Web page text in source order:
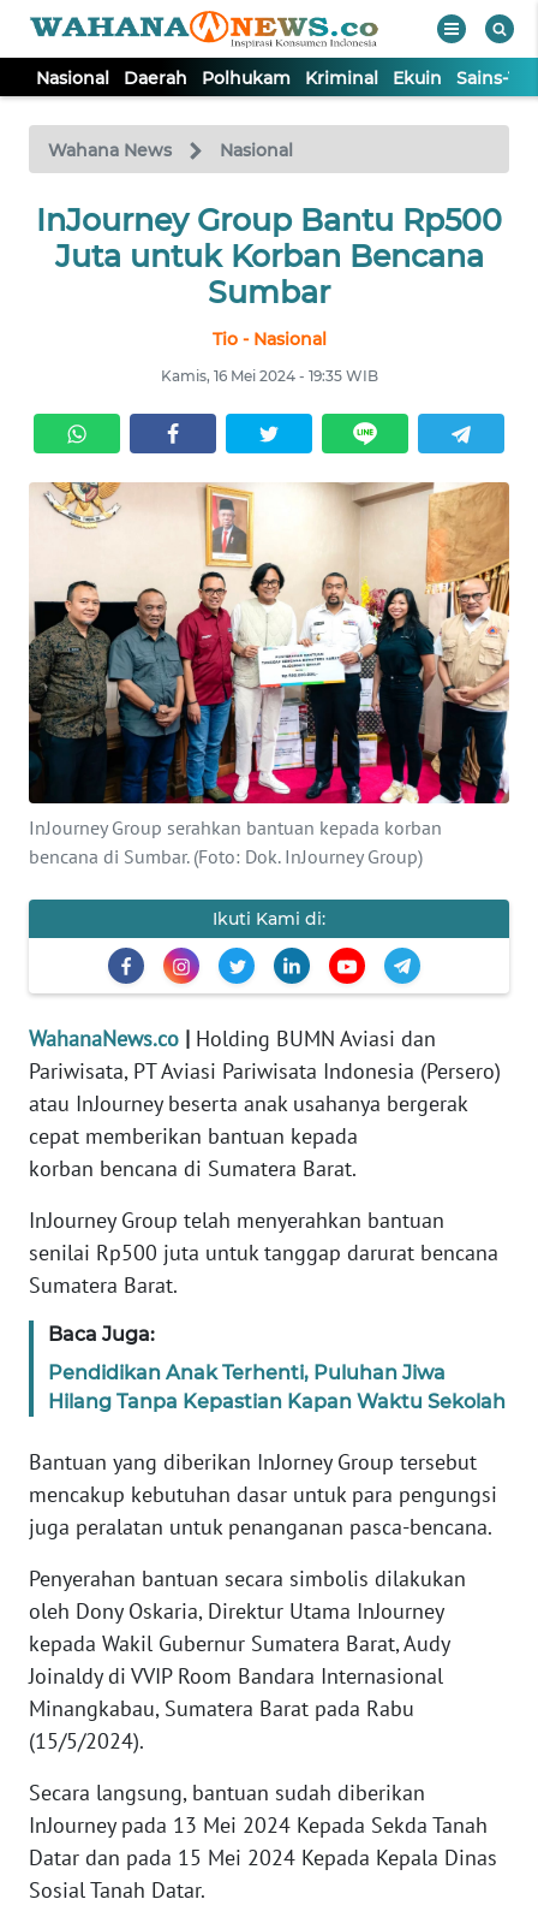
Nasional Daerah Polhukam Kriminal Ekuin Sains-
Wahana News Nasional
InJourney Group Bantu Rp500
Juta untuk Korban Bencana
Sumbar
Tio - Nasional
Kamis, 16 Mei 2024 - 19:35 WIB
InJourney Group serahkan bantuan kepada korban
bencana di Sumbar. (Foto: Dok. InJourney Group)
Ikuti Kami di:
WahanaNews.co | Holding BUMN Aviasi dan
Pariwisata, PT Aviasi Pariwisata Indonesia (Persero)
atau InJourney beserta anak usahanya bergerak
cepat memberikan bantuan kepada
korban bencana di Sumatera Barat.
InJourney Group telah menyerahkan bantuan
senilai Rp500 juta untuk tanggap darurat bencana
Sumatera Barat.
Baca Juga:
Pendidikan Anak Terhenti, Puluhan Jiwa
Hilang Tanpa Kepastian Kapan Waktu Sekolah
Bantuan yang diberikan InJorney Group tersebut
mencakup kebutuhan dasar untuk para pengungsi
juga peralatan untuk penanganan pasca-bencana.
Penyerahan bantuan secara simbolis dilakukan
oleh Dony Oskaria, Direktur Utama InJourney
kepada Wakil Gubernur Sumatera Barat, Audy
Joinaldy di VVIP Room Bandara Internasional
Minangkabau, Sumatera Barat pada Rabu
(15/5/2024).
Secara langsung, bantuan sudah diberikan
InJourney pada 13 Mei 2024 Kepada Sekda Tanah
Datar dan pada 15 Mei 2024 Kepada Kepala Dinas
Sosial Tanah Datar.
TV
Tutup
NASIONAL
KRIMINAL
EKUIN
KESEHATAN
INTERNASIONAL
SERBA-SERBI
PENDIDIKAN
Informasi
INDEKS
BERITA
KONTAK
KAMI
IKLAN
TENTANG
PEDOMAN
MEDIA
SIBER
REDAKSI
KARIR
DISCLAIMER
Wahana
News
Regional